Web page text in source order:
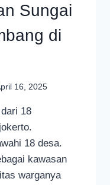
Sungai
di
16, 2025
18
18 desa.
kawasan
warganya